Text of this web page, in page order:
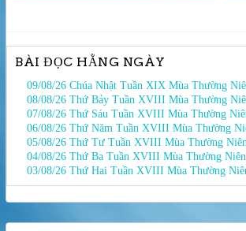
BÀI ĐỌC HẰNG NGÀY
09/08/26 Chúa Nhật Tuần XIX Mùa Thường
08/08/26 Thứ Bảy Tuần XVIII Mùa Thường
07/08/26 Thứ Sáu Tuần XVIII Mùa Thường
06/08/26 Thứ Năm Tuần XVIII Mùa Thường
05/08/26 Thứ Tư Tuần XVIII Mùa Thường
04/08/26 Thứ Ba Tuần XVIII Mùa Thường Niên
03/08/26 Thứ Hai Tuần XVIII Mùa Thường